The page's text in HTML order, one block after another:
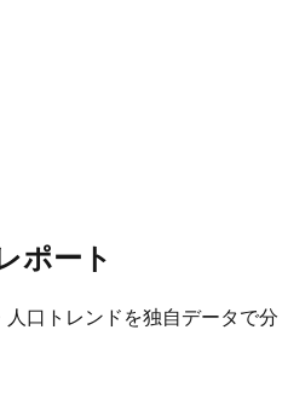
ポート
口トレンドを独自データで分